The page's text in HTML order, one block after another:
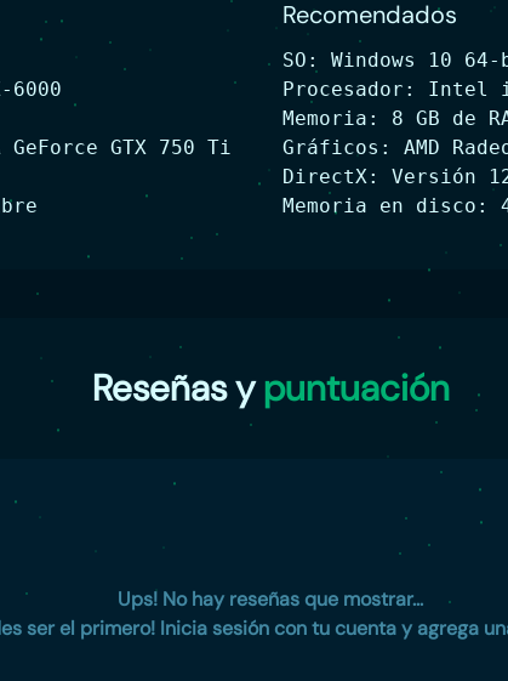
GTX 750 Ti
Recomendados
SO: Windows 10
Procesador: Intel
Memoria: 8 GB de
Gráficos: AMD
DirectX: Versión
Memoria en disco:
Reseñas ypuntuación
Ups! No hay reseñas que mostrar...
ser el primero! Inicia sesión con tu cuenta y agrega